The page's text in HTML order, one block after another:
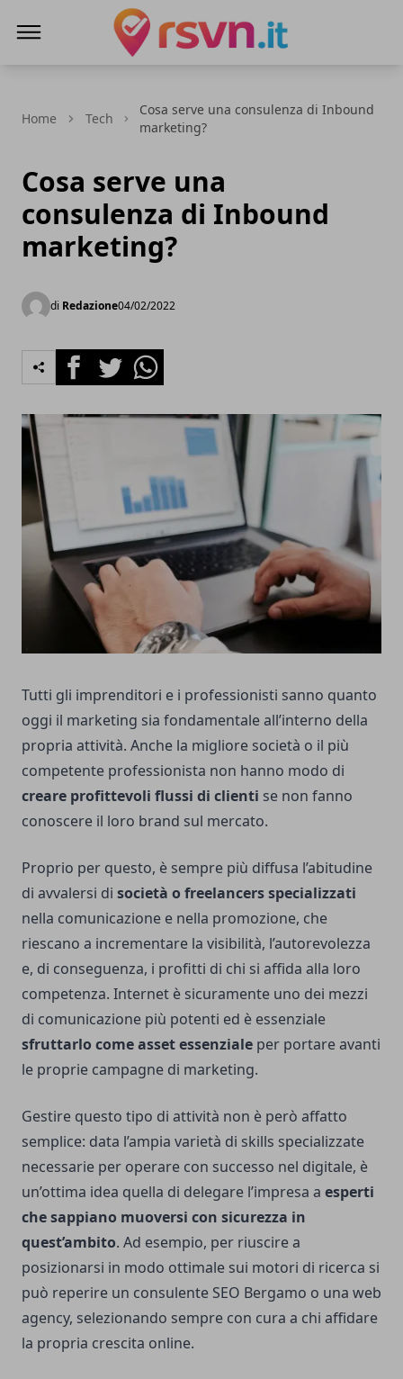
Home Tech
Cosa serve una consulenza di Inbound
marketing?
Cosa serve una
consulenza di Inbound
marketing?
di Redazione04/02/2022
FacebookTwitterWhatsapp
Tutti gli imprenditori e i professionisti sanno quanto
oggi il marketing sia fondamentale all’interno della
propria attività. Anche la migliore società o il più
competente professionista non hanno modo di
creare profittevoli flussi di clienti se non fanno
conoscere il loro brand sul mercato.
Proprio per questo, è sempre più diffusa l’abitudine
di avvalersi di società o freelancers specializzati
nella comunicazione e nella promozione, che
riescano a incrementare la visibilità, l’autorevolezza
e, di conseguenza, i profitti di chi si affida alla loro
competenza. Internet è sicuramente uno dei mezzi
di comunicazione più potenti ed è essenziale
sfruttarlo come asset essenziale per portare avanti
le proprie campagne di marketing.
Gestire questo tipo di attività non è però affatto
semplice: data l’ampia varietà di skills specializzate
necessarie per operare con successo nel digitale, è
un’ottima idea quella di delegare l’impresa a esperti
che sappiano muoversi con sicurezza in
quest’ambito. Ad esempio, per riuscire a
posizionarsi in modo ottimale sui motori di ricerca si
può reperire un consulente SEO Bergamo o una web
agency, selezionando sempre con cura a chi affidare
la propria crescita online.